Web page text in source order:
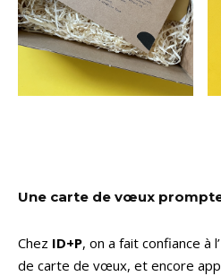
Une carte de vœux
Chez ID+P, on a fait confiance à
de carte de vœux, et encore